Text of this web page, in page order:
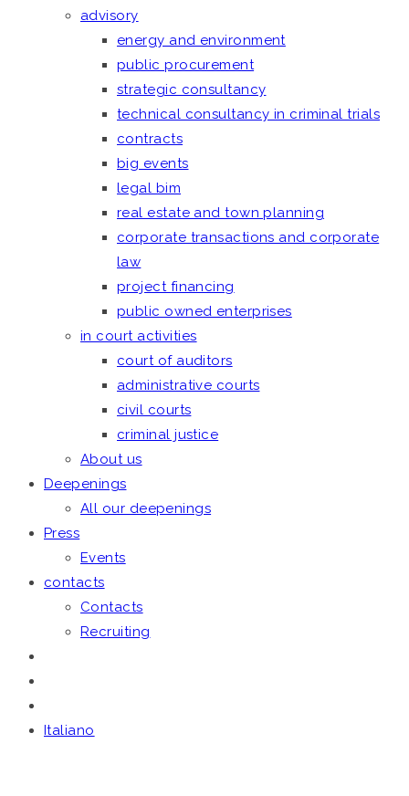
advisory
energy and environment
public procurement
strategic consultancy
technical consultancy in criminal trials
contracts
big events
legal bim
real estate and town planning
corporate transactions and corporate
law
project financing
public owned enterprises
in court activities
court of auditors
administrative courts
civil courts
criminal justice
About us
Deepenings
All our deepenings
Press
Events
contacts
Contacts
Recruiting
Italiano